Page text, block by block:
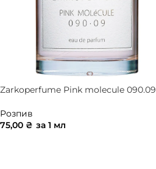
Zarkoperfume Pink molecule 090.09
Розпив
75,00 ₴ за 1 мл